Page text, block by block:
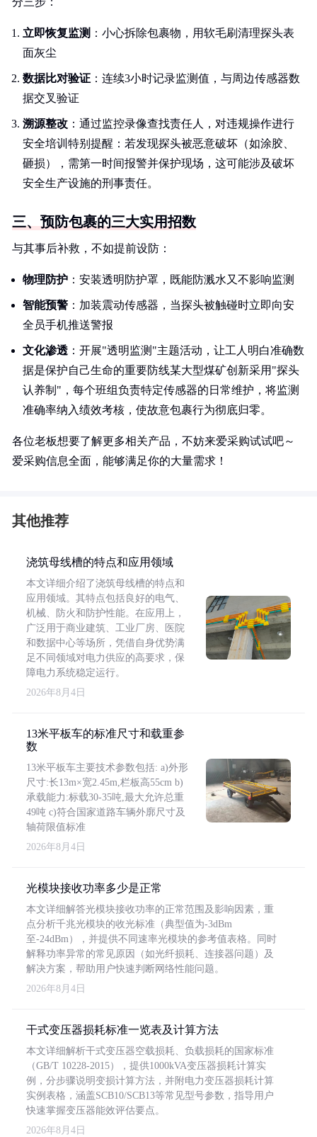
立即恢复监测 ：小心拆除包裹物，用软毛刷清理探头表
面灰尘
数据比对验证 ：连续3小时记录监测值，与周边传感器数
据交叉验证
溯源整改 ：通过监控录像查找责任人，对违规操作进行
安全培训特别提醒：若发现探头被恶意破坏（如涂胶、
砸损），需第一时间报警并保护现场，这可能涉及破坏
安全生产设施的刑事责任。
三、预防包裹的三大实用招数
与其事后补救，不如提前设防：
物理防护 ：安装透明防护罩，既能防溅水又不影响监测
智能预警 ：加装震动传感器，当探头被触碰时立即向安
全员手机推送警报
文化渗透 ：开展"透明监测"主题活动，让工人明白准确数
据是保护自己生命的重要防线某大型煤矿创新采用"探头
认养制"，每个班组负责特定传感器的日常维护，将监测
准确率纳入绩效考核，使故意包裹行为彻底归零。
各位老板想要了解更多相关产品，不妨来爱采购试试吧～
爱采购信息全面，能够满足你的大量需求！
其他推荐
浇筑母线槽的特点和应用领域
本文详细介绍了浇筑母线槽的特点和
应用领域。其特点包括良好的电气、
机械、防火和防护性能。在应用上，
广泛用于商业建筑、工业厂房、医院
和数据中心等场所，凭借自身优势满
足不同领域对电力供应的高要求，保
障电力系统稳定运行。
2026年8月4日
13米平板车的标准尺寸和载重参
数
13米平板车主要技术参数包括: a)外形
尺寸:长13m×宽2.45m,栏板高55cm b)
承载能力:标载30-35吨,最大允许总重
49吨 c)符合国家道路车辆外廓尺寸及
轴荷限值标准
2026年8月4日
光模块接收功率多少是正常
本文详细解答光模块接收功率的正常范围及影响因素，重
点分析千兆光模块的收光标准（典型值为-3dBm
至-24dBm），并提供不同速率光模块的参考值表格。同时
解释功率异常的常见原因（如光纤损耗、连接器问题）及
解决方案，帮助用户快速判断网络性能问题。
2026年8月4日
干式变压器损耗标准一览表及计算方法
本文详细解析干式变压器空载损耗、负载损耗的国家标准
（GB/T 10228-2015），提供1000kVA变压器损耗计算实
例，分步骤说明变损计算方法，并附电力变压器损耗计算
实例表格，涵盖SCB10/SCB13等常见型号参数，指导用户
快速掌握变压器能效评估要点。
2026年8月4日